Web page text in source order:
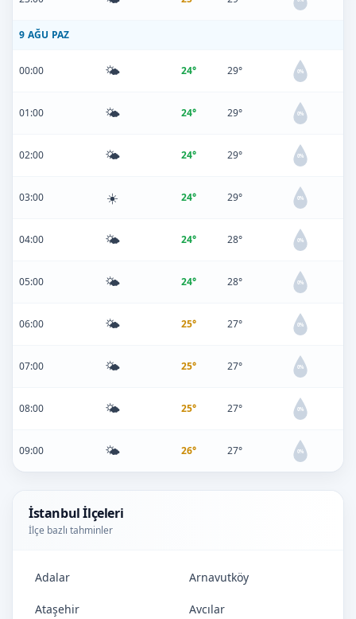
9 AĞU PAZ
00:00 🌤️ 24° 29° 0%
01:00 🌤️ 24° 29° 0%
02:00 🌤️ 24° 29° 0%
03:00 ☀️ 24° 29° 0%
04:00 🌤️ 24° 28° 0%
05:00 🌤️ 24° 28° 0%
06:00 🌤️ 25° 27° 0%
07:00 🌤️ 25° 27° 0%
08:00 🌤️ 25° 27° 0%
09:00 🌤️ 26° 27° 0%
İstanbul İlçeleri
İlçe bazlı tahminler
Adalar Arnavutköy
Ataşehir Avcılar